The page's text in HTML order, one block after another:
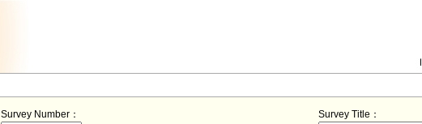
Survey Number： Survey Title：